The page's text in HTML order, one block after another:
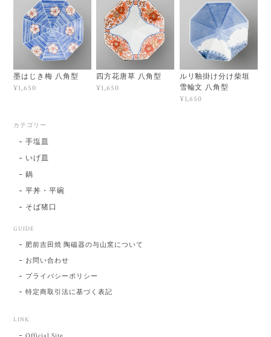
墨はじき梅 八角型
¥1,650
四方花唐草 八角型
¥1,650
ルリ釉掛け分け柴垣
雪輪文 八角型
¥1,650
カテゴリー
手塩皿
いげ皿
鍋
平丼・平碗
そば猪口
GUIDE
肥前吉田焼 陶磁器の与山窯について
お問い合わせ
プライバシーポリシー
特定商取引法に基づく表記
LINK